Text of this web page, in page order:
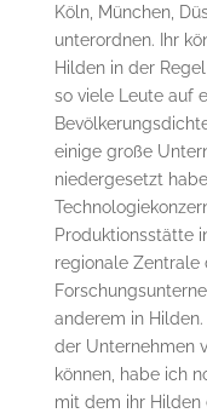
Köln, München,
unterordnen. Ihr
Hilden in der
so viele Leute auf
einige große
niedergesetzt
Produktionsstätte
regionale Zentrale
anderem in
der Unternehmen
können, habe ich
mit dem ihr Hilden